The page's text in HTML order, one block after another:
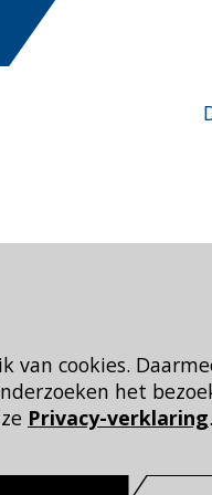
cookies.
het
Privacy-verklaring.